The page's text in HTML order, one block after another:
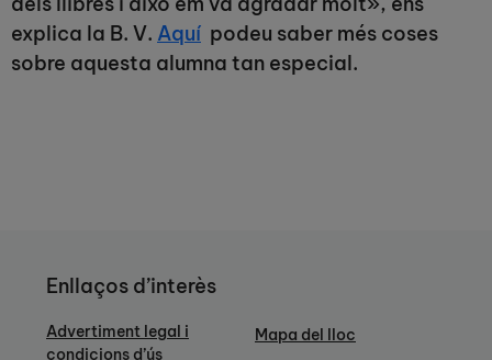
explica la B. V. Aquí podeu saber més coses
sobre aquesta alumna tan especial.
Enllaços d’interès
Advertiment legal i
condicions d’ús
Mapa del lloc